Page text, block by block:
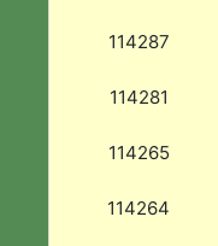
114287
114281
114265
114264